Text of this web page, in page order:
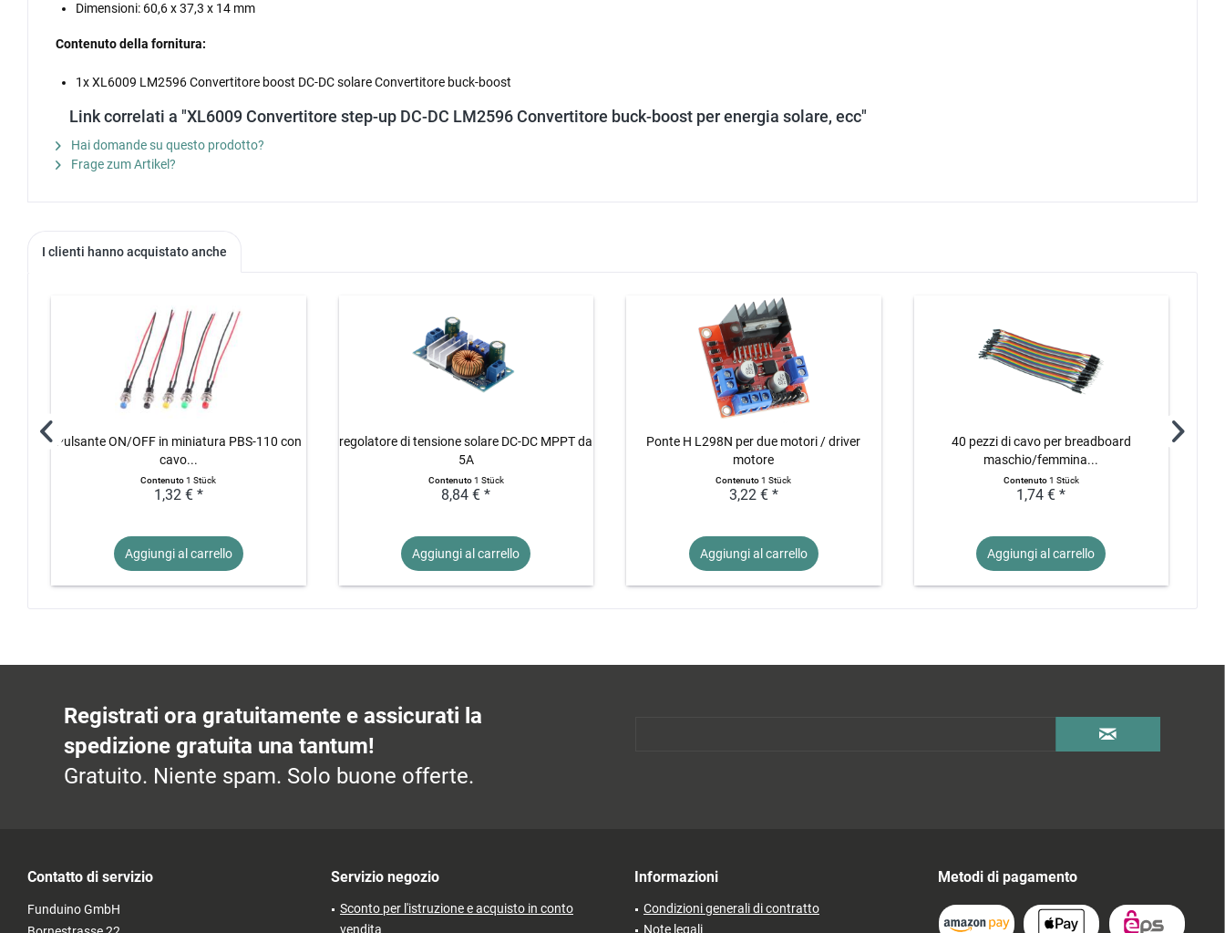
Dimensioni: 60,6 x 37,3 x 14 mm
Contenuto della fornitura:
1x XL6009 LM2596 Convertitore boost DC-DC solare Convertitore buck-boost
Link correlati a "XL6009 Convertitore step-up DC-DC LM2596 Convertitore buck-boost per energia solare, ecc"
Hai domande su questo prodotto?
Frage zum Artikel?
I clienti hanno acquistato anche
Pulsante ON/OFF in miniatura PBS-110 con
cavo...
Contenuto1 Stück
1,32 € *
Aggiungi al carrello
regolatore di tensione solare DC-DC MPPT da
5A
Contenuto1 Stück
8,84 € *
Aggiungi al carrello
Ponte H L298N per due motori / driver
motore
Contenuto1 Stück
3,22 € *
Aggiungi al carrello
40 pezzi di cavo per breadboard
maschio/femmina...
Contenuto1 Stück
1,74 € *
Aggiungi al carrello
Registrati ora gratuitamente e assicurati la
spedizione gratuita una tantum!
Gratuito. Niente spam. Solo buone offerte.
Contatto di servizio
Funduino GmbH
Servizio negozio
Sconto per l'istruzione e acquisto in conto
vendita
Informazioni
Condizioni generali di contratto
Note legali
Metodi di pagamento